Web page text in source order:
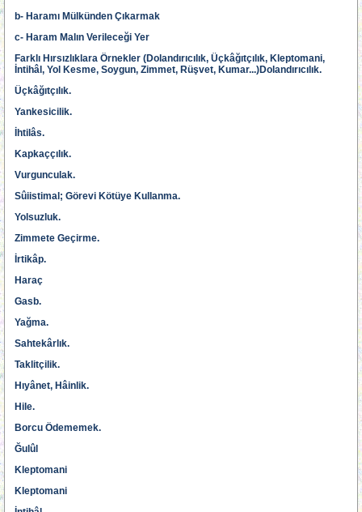
b- Haramı Mülkünden Çıkarmak
c- Haram Malın Verileceği Yer
Farklı Hırsızlıklara Örnekler (Dolandırıcılık, Üçkâğıtçılık, Kleptomani,
İntihâl, Yol Kesme, Soygun, Zimmet, Rüşvet, Kumar...)Dolandırıcılık.
Üçkâğıtçılık.
Yankesicilik.
İhtilâs.
Kapkaççılık.
Vurgunculak.
Sûiistimal; Görevi Kötüye Kullanma.
Yolsuzluk.
Zimmete Geçirme.
İrtikâp.
Haraç
Gasb.
Yağma.
Sahtekârlık.
Taklitçilik.
Hıyânet, Hâinlik.
Hile.
Borcu Ödememek.
Ğulûl
Kleptomani
Kleptomani